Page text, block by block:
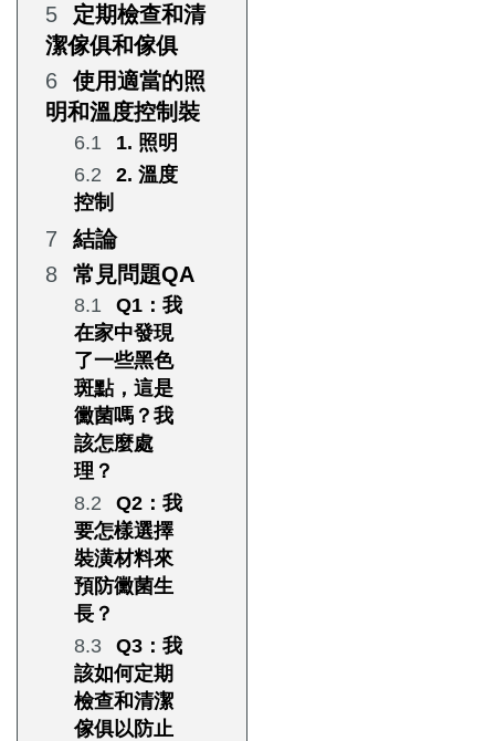
定期檢查和清
潔傢俱和傢俱
使用適當的照
明和溫度控制裝
1. 照明
2. 溫度
控制
結論
常見問題QA
Q1：我
在家中發現
了一些黑色
斑點，這是
黴菌嗎？我
該怎麼處
理？
Q2：我
要怎樣選擇
裝潢材料來
預防黴菌生
長？
Q3：我
該如何定期
檢查和清潔
傢俱以防止